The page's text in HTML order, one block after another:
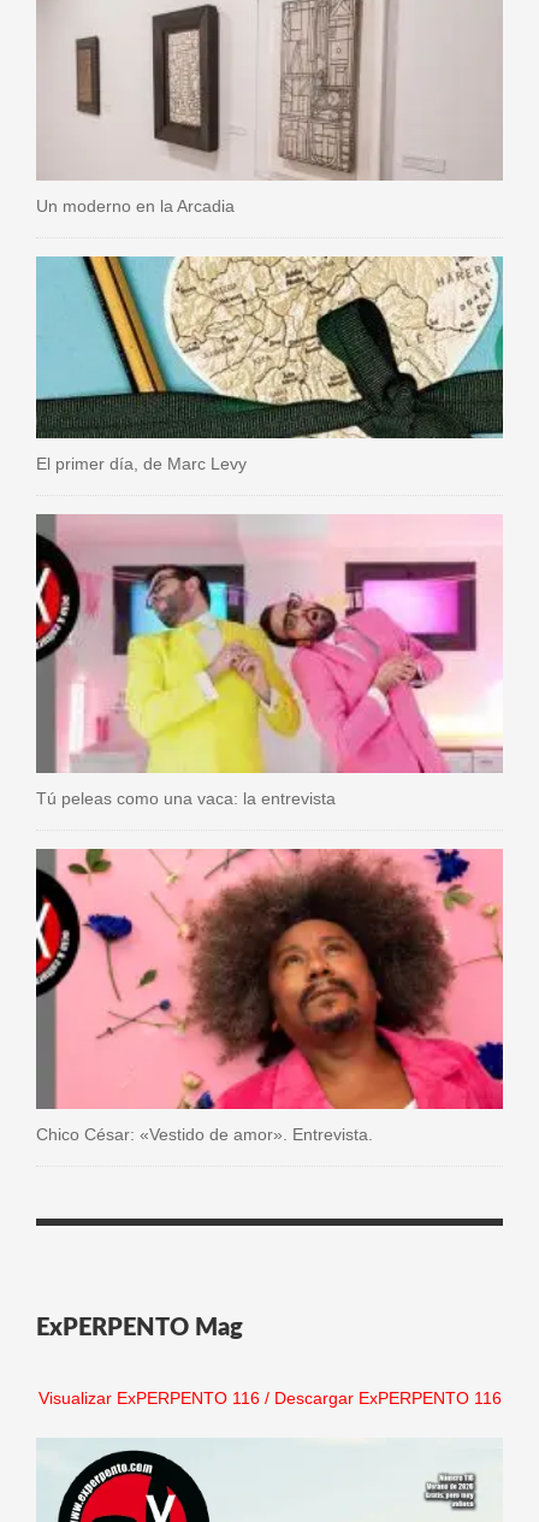
Un moderno en la Arcadia
El primer día, de Marc Levy
Tú peleas como una vaca: la entrevista
Chico César: «Vestido de amor». Entrevista.
ExPERPENTO Mag
Visualizar ExPERPENTO 116/ Descargar ExPERPENTO 116